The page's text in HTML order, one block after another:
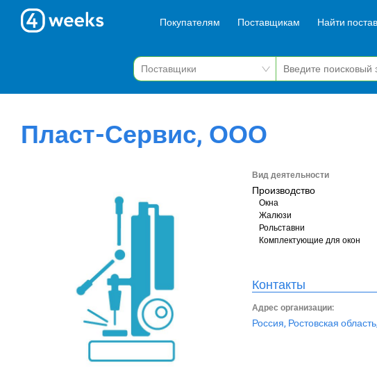
Покупателям Поставщикам Найти
Пласт-Сервис, ООО
Вид деятельности
Производство
Окна
Жалюзи
Рольставни
Комплектующие для окон
Контакты
Адрес организации:
Россия, Ростовская